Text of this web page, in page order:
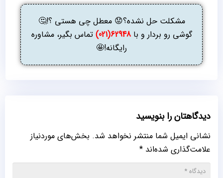
مشکلت حل نشده؟😟 معطل چی هستی ؟!🤔
گوشی رو بردار و با62948(021)
تماس بگیر، مشاوره
رایگانه!🤩
دیدگاهتان را بنویسید
نشانی ایمیل شما منتشر نخواهد شد. بخش‌های موردنیاز
علامت‌گذاری شده‌اند *